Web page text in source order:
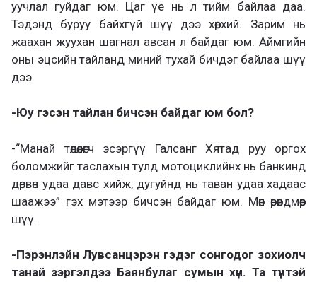
уучлал гуйдаг юм. Цаг үе нь л тийм байлаа даа.
Тэдэнд буруу байхгүй шүү дээ хөөрхий. Зарим нь
жаахан жуухан шагнал авсан л байдаг юм. Аймгийн
оны эцсийн тайланд миний тухай бичдэг байлаа шүү
дээ.
-Юу гэсэн тайлан бичсэн байдаг юм бол?
-“Манай төлөөлөгч эсэргүү Галсанг Хятад руу оргох
боломжийг таслахын тулд мотоциклийнх нь банкинд
дөрвөн удаа давс хийж, дугуйнд нь таван удаа хадаас
шаажээ” гэх мэтээр бичсэн байдаг юм. Мөн өрөвдмөөр
шүү.
-Пэрэнлэйн Лувсанцэрэн гэдэг сонгодог зохиолч
танай зэргэлдээ Баянбулаг сумын хүн. Та түүнтэй